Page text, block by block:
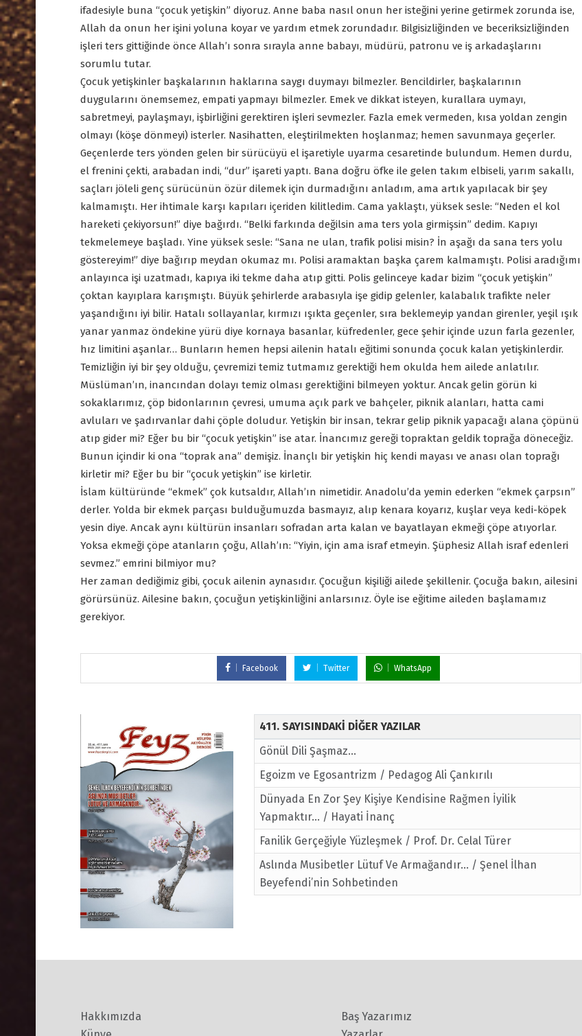
ifadesiyle buna “çocuk yetişkin” diyoruz. Anne baba nasıl onun her isteğini yerine getirmek zorunda ise,
Allah da onun her işini yoluna koyar ve yardım etmek zorundadır. Bilgisizliğinden ve beceriksizliğinden
işleri ters gittiğinde önce Allah’ı sonra sırayla anne babayı, müdürü, patronu ve iş arkadaşlarını
sorumlu tutar.
Çocuk yetişkinler başkalarının haklarına saygı duymayı bilmezler. Bencildirler, başkalarının
duygularını önemsemez, empati yapmayı bilmezler. Emek ve dikkat isteyen, kurallara uymayı,
sabretmeyi, paylaşmayı, işbirliğini gerektiren işleri sevmezler. Fazla emek vermeden, kısa yoldan zengin
olmayı (köşe dönmeyi) isterler. Nasihatten, eleştirilmekten hoşlanmaz; hemen savunmaya geçerler.
Geçenlerde ters yönden gelen bir sürücüyü el işaretiyle uyarma cesaretinde bulundum. Hemen durdu,
el frenini çekti, arabadan indi, “dur” işareti yaptı. Bana doğru öfke ile gelen takım elbiseli, yarım sakallı,
saçları jöleli genç sürücünün özür dilemek için durmadığını anladım, ama artık yapılacak bir şey
kalmamıştı. Her ihtimale karşı kapıları içeriden kilitledim. Cama yaklaştı, yüksek sesle: “Neden el kol
hareketi çekiyorsun!” diye bağırdı. “Belki farkında değilsin ama ters yola girmişsin” dedim. Kapıyı
tekmelemeye başladı. Yine yüksek sesle: “Sana ne ulan, trafik polisi misin? İn aşağı da sana ters yolu
göstereyim!” diye bağırıp meydan okumaz mı. Polisi aramaktan başka çarem kalmamıştı. Polisi aradığımı
anlayınca işi uzatmadı, kapıya iki tekme daha atıp gitti. Polis gelinceye kadar bizim “çocuk yetişkin”
çoktan kayıplara karışmıştı. Büyük şehirlerde arabasıyla işe gidip gelenler, kalabalık trafikte neler
yaşandığını iyi bilir. Hatalı sollayanlar, kırmızı ışıkta geçenler, sıra beklemeyip yandan girenler, yeşil ışık
yanar yanmaz öndekine yürü diye kornaya basanlar, küfredenler, gece şehir içinde uzun farla gezenler,
hız limitini aşanlar… Bunların hemen hepsi ailenin hatalı eğitimi sonunda çocuk kalan yetişkinlerdir.
Temizliğin iyi bir şey olduğu, çevremizi temiz tutmamız gerektiği hem okulda hem ailede anlatılır.
Müslüman’ın, inancından dolayı temiz olması gerektiğini bilmeyen yoktur. Ancak gelin görün ki
sokaklarımız, çöp bidonlarının çevresi, umuma açık park ve bahçeler, piknik alanları, hatta cami
avluları ve şadırvanlar dahi çöple doludur. Yetişkin bir insan, tekrar gelip piknik yapacağı alana çöpünü
atıp gider mi? Eğer bu bir “çocuk yetişkin” ise atar. İnancımız gereği topraktan geldik toprağa döneceğiz.
Bunun içindir ki ona “toprak ana” demişiz. İnançlı bir yetişkin hiç kendi mayası ve anası olan toprağı
kirletir mi? Eğer bu bir “çocuk yetişkin” ise kirletir.
İslam kültüründe “ekmek” çok kutsaldır, Allah’ın nimetidir. Anadolu’da yemin ederken “ekmek çarpsın”
derler. Yolda bir ekmek parçası bulduğumuzda basmayız, alıp kenara koyarız, kuşlar veya kedi-köpek
yesin diye. Ancak aynı kültürün insanları sofradan arta kalan ve bayatlayan ekmeği çöpe atıyorlar.
Yoksa ekmeği çöpe atanların çoğu, Allah’ın: “Yiyin, için ama israf etmeyin. Şüphesiz Allah israf edenleri
sevmez.” emrini bilmiyor mu?
Her zaman dediğimiz gibi, çocuk ailenin aynasıdır. Çocuğun kişiliği ailede şekillenir. Çocuğa bakın, ailesini
görürsünüz. Ailesine bakın, çocuğun yetişkinliğini anlarsınız. Öyle ise eğitime aileden başlamamız
gerekiyor.
Facebook Twitter WhatsApp
411. SAYISINDAKİ DİĞER YAZILAR
Gönül Dili Şaşmaz…
Egoizm ve Egosantrizm / Pedagog Ali Çankırılı
Dünyada En Zor Şey Kişiye Kendisine Rağmen İyilik
Yapmaktır… / Hayati İnanç
Fanilik Gerçeğiyle Yüzleşmek / Prof. Dr. Celal Türer
Aslında Musibetler Lütuf Ve Armağandır... / Şenel İlhan
Beyefendi’nin Sohbetinden
Hakkımızda
Baş Yazarımız